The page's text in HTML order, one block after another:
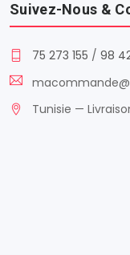
Suivez-Nous &
75 273 155 / 98
Tunisie —